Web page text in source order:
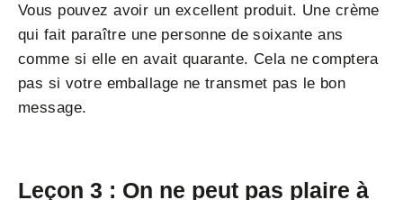
Vous pouvez avoir un excellent produit. Une crème
qui fait paraître une personne de soixante ans
comme si elle en avait quarante. Cela ne comptera
pas si votre emballage ne transmet pas le bon
message.
Leçon 3 : On ne peut pas plaire à